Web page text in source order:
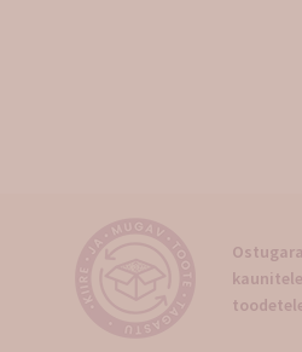
Suvemüts “Rosalyn”